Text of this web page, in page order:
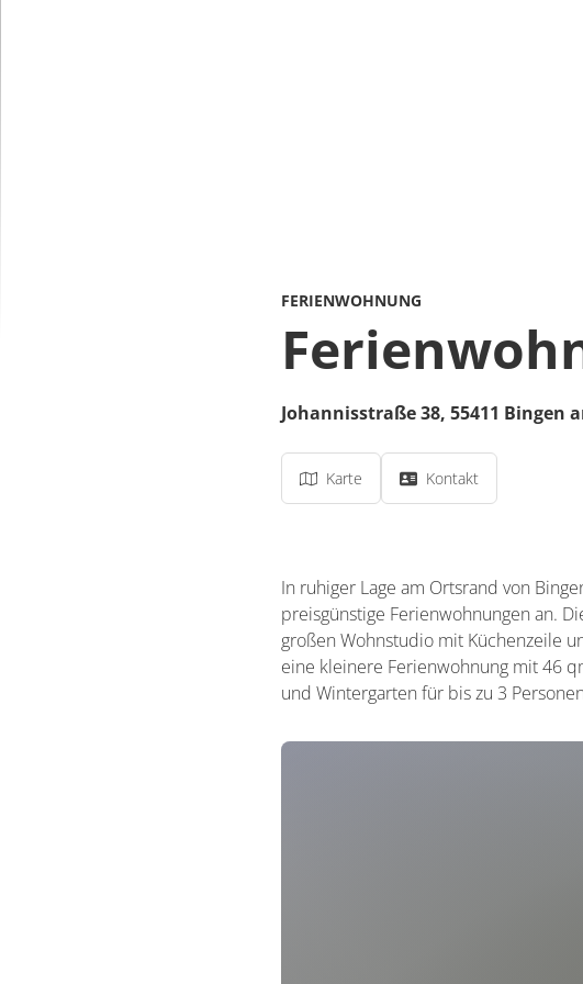
FERIENWOHNUNG
Johannisstraße 38, 55411 Bingen
Karte Kontakt
In ruhiger Lage am Ortsrand von
preisgünstige Ferienwohnungen an.
großen Wohnstudio mit Küchenzeile
eine kleinere Ferienwohnung mit 46
und Wintergarten für bis zu 3